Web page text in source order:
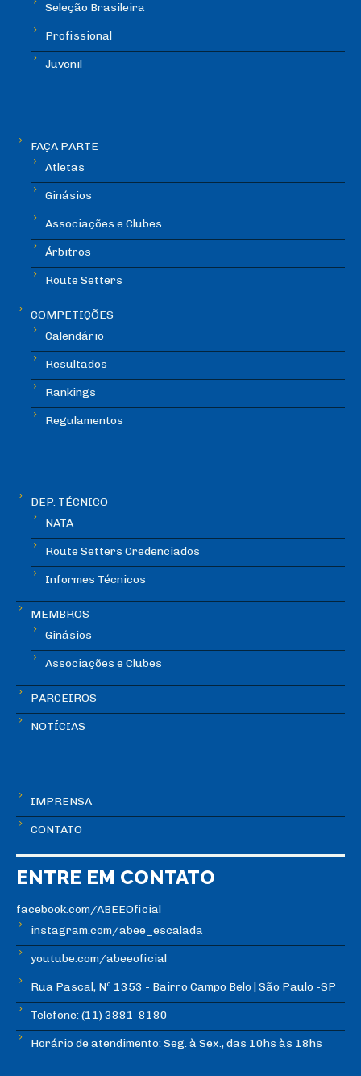
Seleção Brasileira
Profissional
Juvenil
FAÇA PARTE
Atletas
Ginásios
Associações e Clubes
Árbitros
Route Setters
COMPETIÇÕES
Calendário
Resultados
Rankings
Regulamentos
DEP. TÉCNICO
NATA
Route Setters Credenciados
Informes Técnicos
MEMBROS
Ginásios
Associações e Clubes
PARCEIROS
NOTÍCIAS
IMPRENSA
CONTATO
ENTRE EM CONTATO
facebook.com/ABEEOficial
instagram.com/abee_escalada
youtube.com/abeeoficial
Rua Pascal, Nº 1353 - Bairro Campo Belo | São Paulo -SP
Telefone: (11) 3881-8180
Horário de atendimento: Seg. à Sex., das 10hs às 18hs